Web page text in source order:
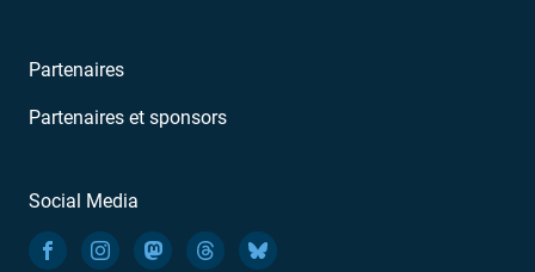
Partenaires
Partenaires et sponsors
Social Media